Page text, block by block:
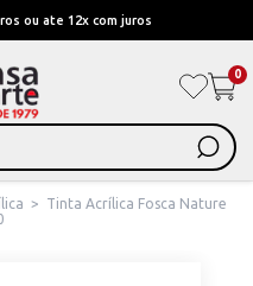
ou ate 12x com juros
0
>
Tinta Acrílica Fosca Nature